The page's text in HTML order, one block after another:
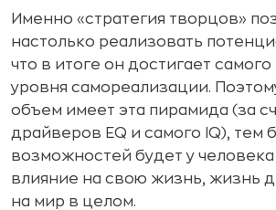
Именно «стратегия творцов»
настолько реализовать
что в итоге он достигает
уровня самореализации.
объем имеет эта пирамида (за
драйверов EQ и самого IQ), тем
возможностей будет у
влияние на свою жизнь, жизнь
на мир в целом.